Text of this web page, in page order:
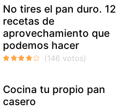
No tires el pan duro. 12
recetas de
aprovechamiento que
podemos hacer
Cocina tu propio pan
casero